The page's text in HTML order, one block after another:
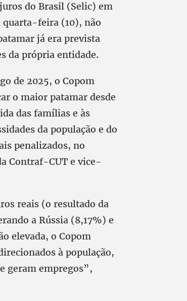
do Brasil (Selic) em
quarta-feira (10), não
já era prevista
da própria entidade.
de 2025, o Copom
o maior patamar desde
das famílias e às
da população e do
penalizados, no
Contraf-CUT e vice-
reais (o resultado da
a Rússia (8,17%) e
elevada, o Copom
à população,
geram empregos”,